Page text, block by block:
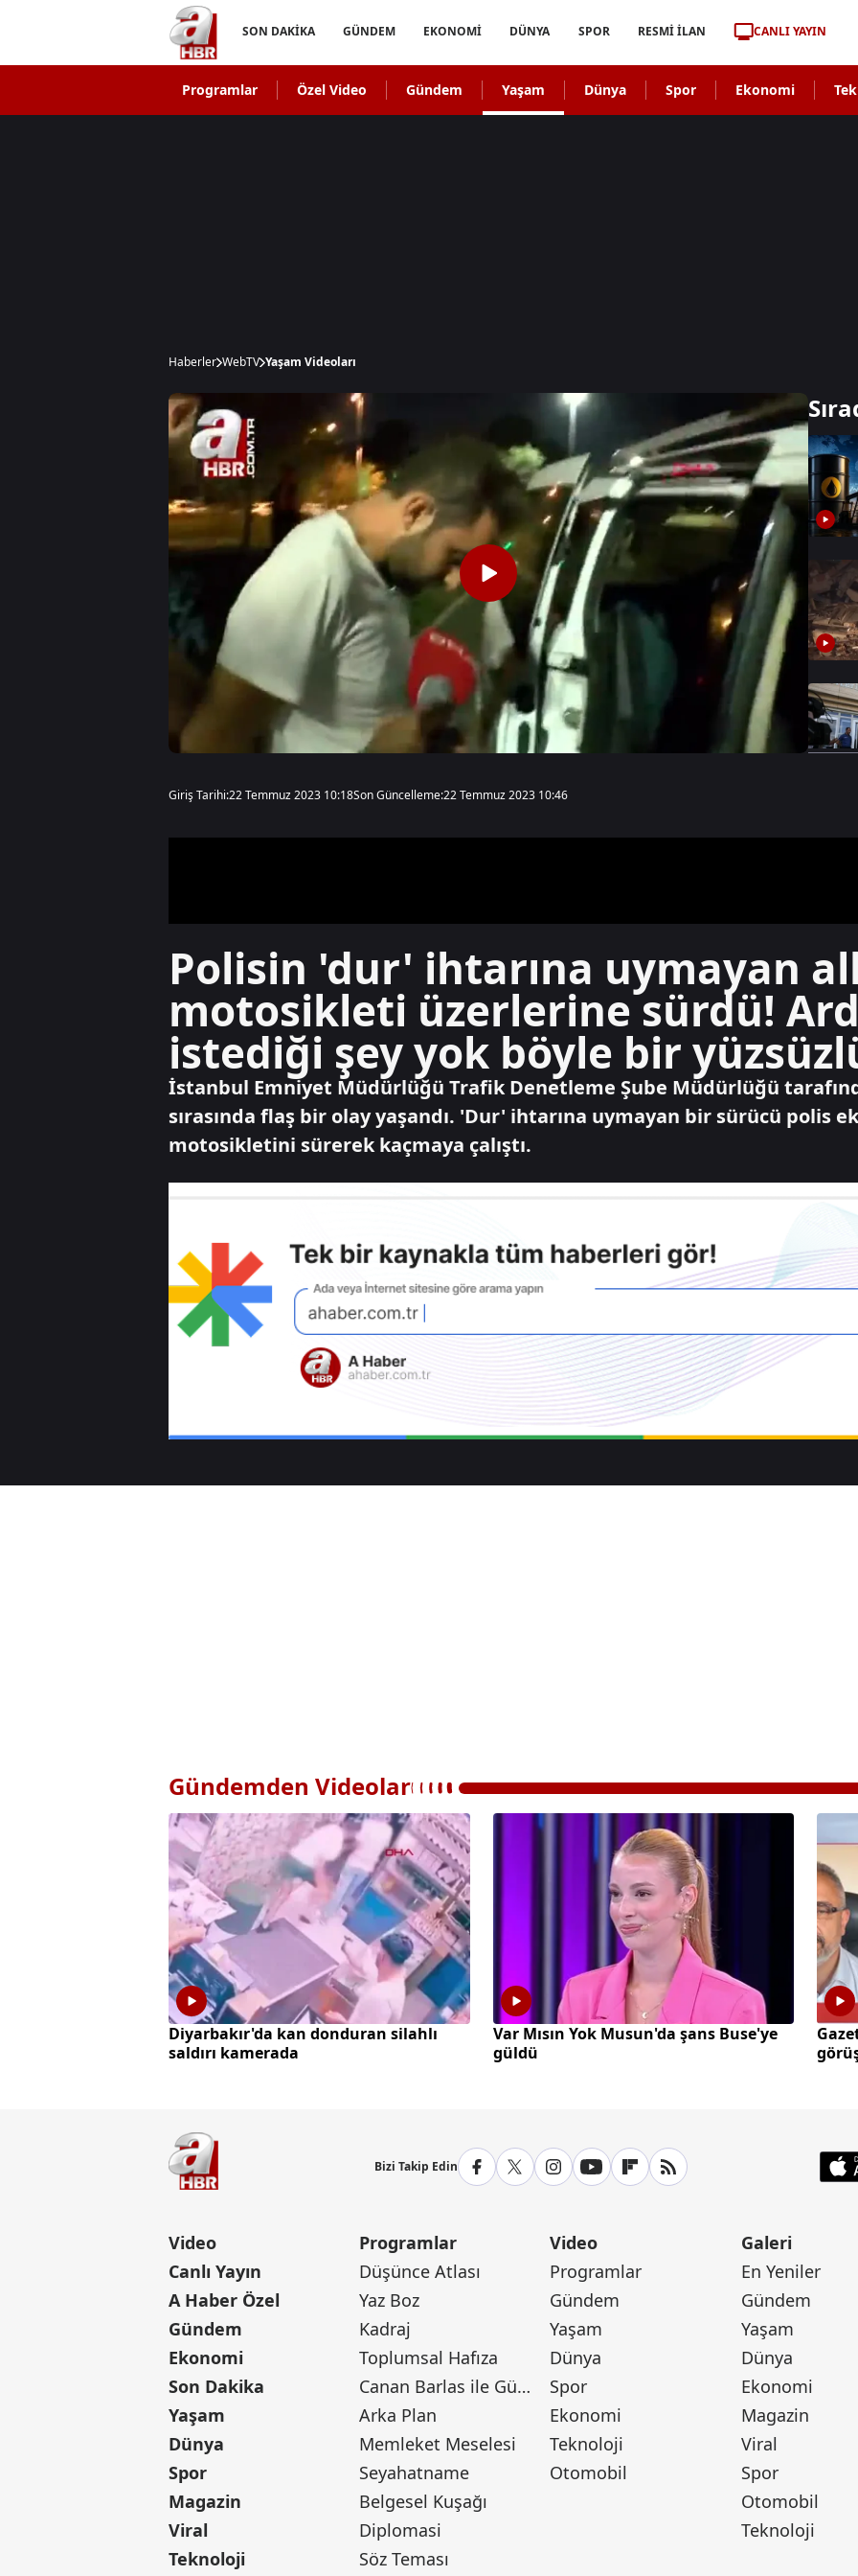
SON DAKİKA GÜNDEM EKONOMİ DÜNYA SPOR RESMİ İLAN CANLI YAYIN
Programlar Özel Video Gündem Yaşam Dünya Spor Ekonomi
Haberler WebTV Yaşam Videoları
Giriş Tarihi:22 Temmuz 2023 10:18Son Güncelleme:22 Temmuz 2023 10:46
Polisin 'dur' ihtarına uymayan
motosikleti üzerlerine sürdü!
istediği şey yok böyle bir
İstanbul Emniyet Müdürlüğü Trafik Denetleme Şube Müdürlüğü
sırasında flaş bir olay yaşandı. 'Dur' ihtarına uymayan bir sürücü polis
motosikletini sürerek kaçmaya çalıştı.
Gündemden Videolar
Diyarbakır'da kan donduran silahlı
saldırı kamerada
Var Mısın Yok Musun'da şans Buse'ye
güldü
Bizi Takip Edin
Video
Canlı Yayın
A Haber Özel
Gündem
Ekonomi
Son Dakika
Yaşam
Dünya
Spor
Magazin
Viral
Teknoloji
Programlar
Düşünce Atlası
Yaz Boz
Kadraj
Toplumsal Hafıza
Canan Barlas ile Gündem
Arka Plan
Memleket Meselesi
Seyahatname
Belgesel Kuşağı
Diplomasi
Söz Teması
Video
Programlar
Gündem
Yaşam
Dünya
Spor
Ekonomi
Teknoloji
Otomobil
Galeri
En Yeniler
Gündem
Yaşam
Dünya
Ekonomi
Magazin
Viral
Spor
Otomobil
Teknoloji